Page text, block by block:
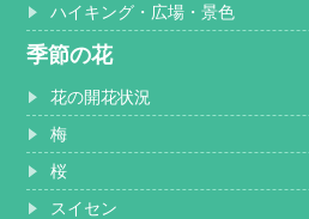
ハイキング・広場・景色
季節の花
花の開花状況
梅
桜
スイセン